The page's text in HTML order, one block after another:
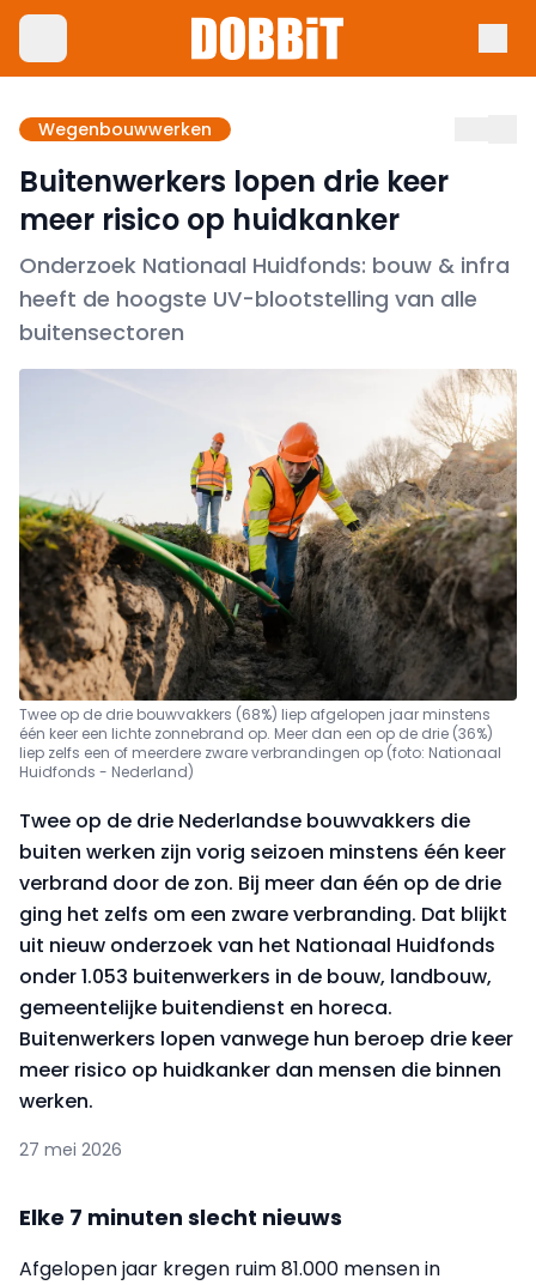
Wegenbouwwerken
Buitenwerkers lopen drie keer
meer risico op huidkanker
Onderzoek Nationaal Huidfonds: bouw & infra
heeft de hoogste UV-blootstelling van alle
buitensectoren
Twee op de drie bouwvakkers (68%) liep afgelopen jaar minstens
één keer een lichte zonnebrand op. Meer dan een op de drie (36%)
liep zelfs een of meerdere zware verbrandingen op (foto: Nationaal
Huidfonds - Nederland)
Twee op de drie Nederlandse bouwvakkers die
buiten werken zijn vorig seizoen minstens één keer
verbrand door de zon. Bij meer dan één op de drie
ging het zelfs om een zware verbranding. Dat blijkt
uit nieuw onderzoek van het Nationaal Huidfonds
onder 1.053 buitenwerkers in de bouw, landbouw,
gemeentelijke buitendienst en horeca.
Buitenwerkers lopen vanwege hun beroep drie keer
meer risico op huidkanker dan mensen die binnen
werken.
27 mei 2026
Elke 7 minuten slecht nieuws
Afgelopen jaar kregen ruim 81.000 mensen in